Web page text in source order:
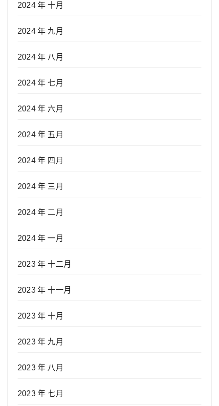
2024 年 十月
2024 年 九月
2024 年 八月
2024 年 七月
2024 年 六月
2024 年 五月
2024 年 四月
2024 年 三月
2024 年 二月
2024 年 一月
2023 年 十二月
2023 年 十一月
2023 年 十月
2023 年 九月
2023 年 八月
2023 年 七月